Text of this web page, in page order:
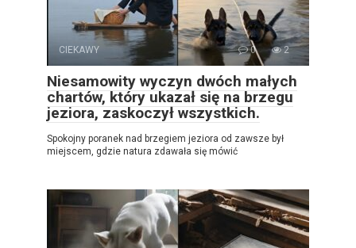
CIEKAWY 0 2
Niesamowity wyczyn dwóch małych
chartów, który ukazał się na brzegu
jeziora, zaskoczył wszystkich.
Spokojny poranek nad brzegiem jeziora od zawsze był
miejscem, gdzie natura zdawała się mówić